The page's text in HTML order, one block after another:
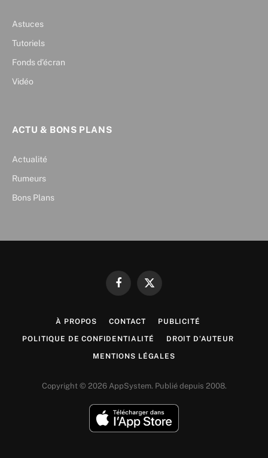
Astuces
Tutoriels
Fonds d’écran
Vidéo
ACTU & BONS PLANS
Actualité
Rumeurs
Bons Plans
FacebookX
À PROPOS CONTACT PUBLICITÉ
POLITIQUE DE CONFIDENTIALITÉ DROIT D’AUTEUR
MENTIONS LÉGALES
Copyright © 2026 AppSystem. Publié depuis 2008.